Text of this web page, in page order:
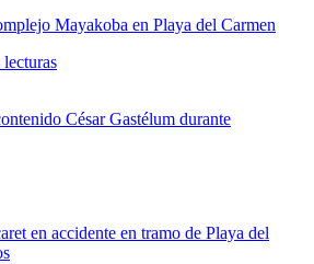
Mayakoba en Playa del Carmen
lecturas
César Gastélum durante
en accidente en tramo de Playa del